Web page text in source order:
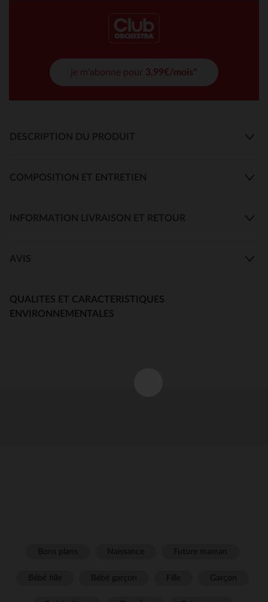
je m'abonne pour 3,99€/mois*
DESCRIPTION DU PRODUIT
COMPOSITION ET ENTRETIEN
INFORMATION LIVRAISON ET RETOUR
AVIS
QUALITES ET CARACTERISTIQUES
ENVIRONNEMENTALES